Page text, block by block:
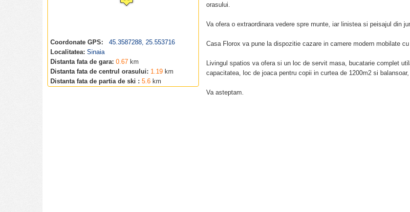
Coordonate GPS:
45.3587288, 25.553716
Localitatea: Sinaia
Distanta fata de gara: 0.67 km
Distanta fata de centrul orasului: 1.19 km
Distanta fata de partia de ski : 5.6 km
orasului.
Va ofera o extraordinara vedere spre munte, iar linistea si peisajul din
Casa Florox va pune la dispozitie cazare in camere modern mobilate
Livingul spatios va ofera si un loc de servit masa, bucatarie complet
capacitatea, loc de joaca pentru copii in curtea de 1200m2 si
Va asteptam.